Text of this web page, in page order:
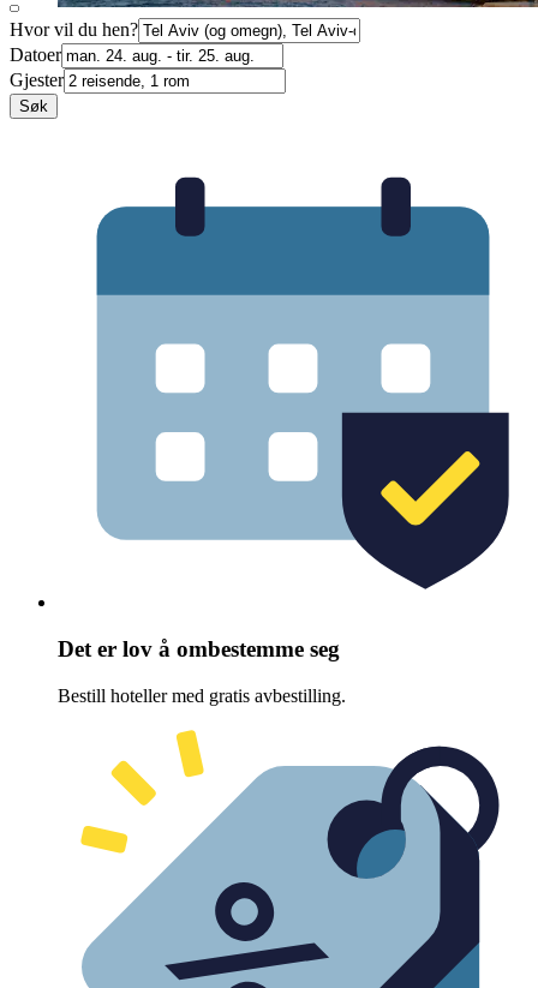
Hvor vil du hen?
Datoer
Gjester
Søk
Det er lov å ombestemme seg
Bestill hoteller med gratis avbestilling.